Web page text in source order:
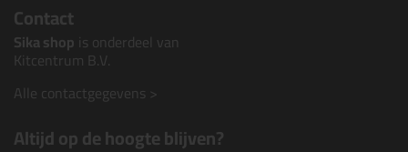
Contact
Sika shop is onderdeel van
Kitcentrum B.V.
Alle contactgegevens >
Altijd op de hoogte blijven?